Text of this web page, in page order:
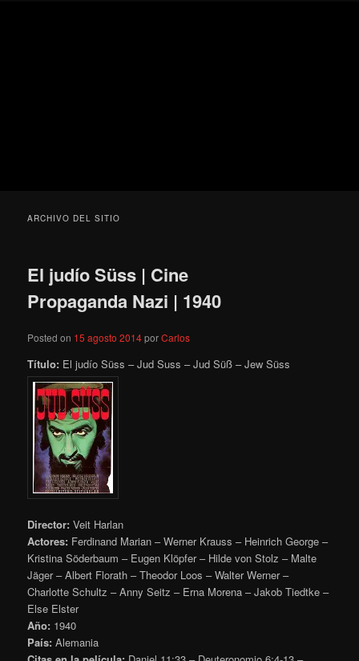
ARCHIVO DEL SITIO
El judío Süss | Cine
Propaganda Nazi | 1940
Posted on 15 agosto 2014porCarlos
Título: El judío Süss – Jud Suss – Jud Süß – Jew Süss
Director: Veit Harlan
Actores: Ferdinand Marian – Werner Krauss – Heinrich George –
Kristina Söderbaum – Eugen Klöpfer – Hilde von Stolz – Malte
Jäger – Albert Florath – Theodor Loos – Walter Werner –
Charlotte Schultz – Anny Seitz – Erna Morena – Jakob Tiedtke –
Else Elster
Año: 1940
País: Alemania